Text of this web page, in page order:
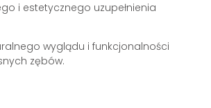
i estetycznego uzupełnienia
wyglądu i funkcjonalności
zębów.